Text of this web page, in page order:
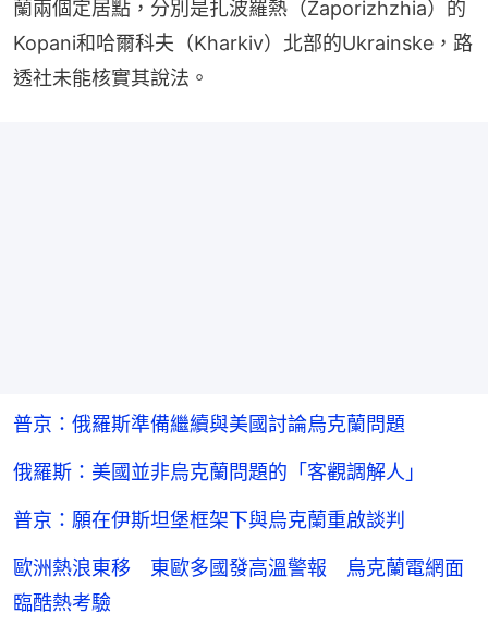
蘭兩個定居點，分別是扎波羅熱（Zaporizhzhia）的
Kopani和哈爾科夫（Kharkiv）北部的Ukrainske，路
透社未能核實其說法。
普京：俄羅斯準備繼續與美國討論烏克蘭問題
俄羅斯：美國並非烏克蘭問題的「客觀調解人」
普京：願在伊斯坦堡框架下與烏克蘭重啟談判
歐洲熱浪東移 東歐多國發高溫警報 烏克蘭電網面
臨酷熱考驗